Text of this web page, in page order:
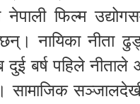
फिल्म
नायिका नीता
बर्ष पहिले
सामाजिक